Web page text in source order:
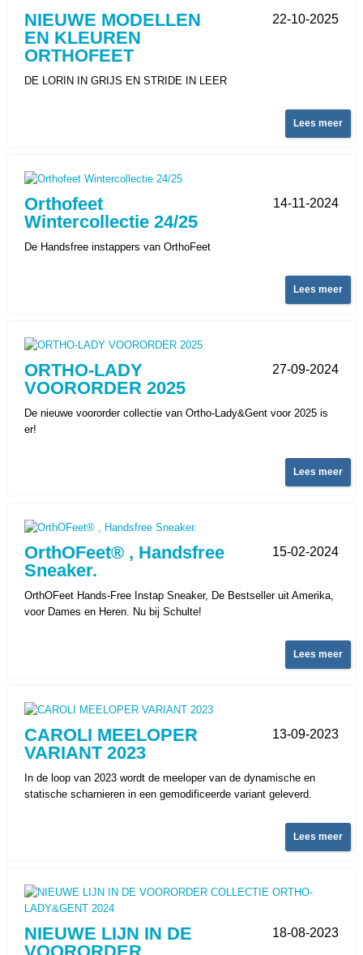
NIEUWE MODELLEN
EN KLEUREN
ORTHOFEET
22-10-2025
DE LORIN IN GRIJS EN STRIDE IN LEER
Lees meer
Orthofeet
Wintercollectie 24/25
14-11-2024
De Handsfree instappers van OrthoFeet
Lees meer
ORTHO-LADY
VOORORDER 2025
27-09-2024
De nieuwe voororder collectie van Ortho-Lady&Gent voor 2025 is
er!
Lees meer
OrthOFeet® , Handsfree
Sneaker.
15-02-2024
OrthOFeet Hands-Free Instap Sneaker, De Bestseller uit Amerika,
voor Dames en Heren. Nu bij Schulte!
Lees meer
CAROLI MEELOPER
VARIANT 2023
13-09-2023
In de loop van 2023 wordt de meeloper van de dynamische en
statische scharnieren in een gemodificeerde variant geleverd.
Lees meer
NIEUWE LIJN IN DE
18-08-2023